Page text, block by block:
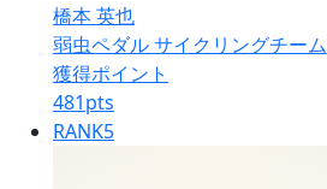
橋本 英也
弱虫ペダル サイクリングチーム
獲得ポイント
481pts
RANK5